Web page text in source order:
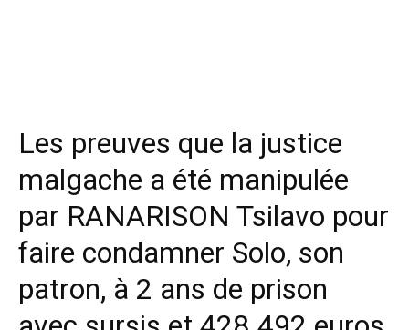
Les preuves que la justice
malgache a été manipulée
par RANARISON Tsilavo pour
faire condamner Solo, son
patron, à 2 ans de prison